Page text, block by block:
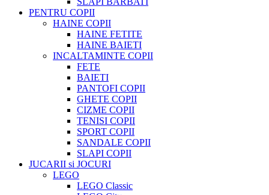
PENTRU COPII
HAINE COPII
HAINE FETITE
HAINE BAIETI
INCALTAMINTE COPII
FETE
BAIETI
PANTOFI COPII
GHETE COPII
CIZME COPII
TENISI COPII
SPORT COPII
SANDALE COPII
SLAPI COPII
JUCARII si JOCURI
LEGO
LEGO Classic